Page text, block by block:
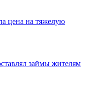
цена на тяжелую
займы жителям